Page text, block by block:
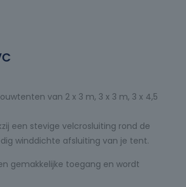
van 2 x 3 m, 3 x 3 m, 3 x 4,5
een stevige velcrosluiting rond de
winddichte afsluiting van je tent.
gemakkelijke toegang en wordt